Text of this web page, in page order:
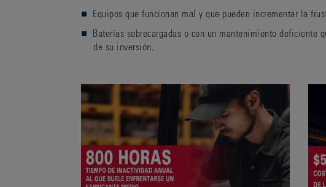
Equipos que funcionan mal y que pueden incrementar la
Baterías sobrecargadas o con un mantenimiento deficiente
de su inversión.